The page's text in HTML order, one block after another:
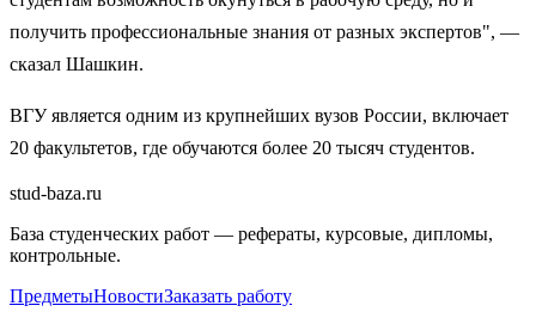
получить профессиональные знания от разных экспертов", —
сказал Шашкин.
ВГУ является одним из крупнейших вузов России, включает
20 факультетов, где обучаются более 20 тысяч студентов.
stud-baza.ru
База студенческих работ — рефераты, курсовые, дипломы,
контрольные.
ПредметыНовостиЗаказать работу